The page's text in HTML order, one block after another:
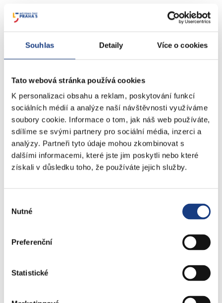
Souhlas Detaily Více o cookies
Tato webová stránka používá cookies
K personalizaci obsahu a reklam, poskytování funkcí
sociálních médií a analýze naší návštěvnosti využíváme
soubory cookie. Informace o tom, jak náš web používáte,
sdílíme se svými partnery pro sociální média, inzerci a
analýzy. Partneři tyto údaje mohou zkombinovat s
dalšími informacemi, které jste jim poskytli nebo které
získali v důsledku toho, že používáte jejich služby.
souhlasu
Nutné
Preferenční
Statistické
Doprava - přestupky na komunikacích
Přestupky dopravní - správní řízení
Štefánikova 13,15
Informace
Vedení MČ
Osobní doklady
Czech POINT
Matriční záležitosti
Štefánikova 17